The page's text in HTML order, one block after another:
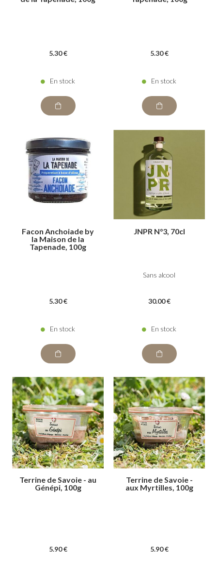
5.30 €
En stock
5.30 €
En stock
Facon Anchoiade by
la Maison de la
Tapenade, 100g
5.30 €
En stock
JNPR N°3, 70cl
Sans alcool
30.00 €
En stock
Terrine de Savoie - au
Génépi, 100g
5.90 €
Terrine de Savoie -
aux Myrtilles, 100g
5.90 €